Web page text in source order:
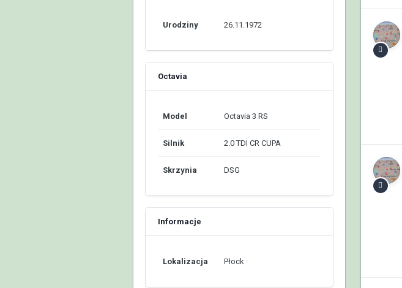
Urodziny 26.11.1972
Octavia
Model Octavia 3 RS
Silnik 2.0 TDI CR CUPA
Skrzynia DSG
Informacje
Lokalizacja Płock